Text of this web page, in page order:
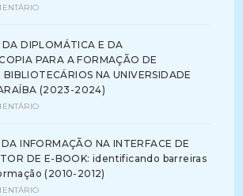
DIPLOMÁTICA E DA
PARA A FORMAÇÃO DE
BIBLIOTECÁRIOS NA UNIVERSIDADE
(2023-2024)
INFORMAÇÃO NA INTERFACE DE
DE E-BOOK: identificando barreiras
(2010-2012)